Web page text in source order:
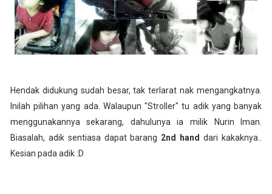
Hendak didukung sudah besar, tak terlarat nak mengangkatnya.
Inilah pilihan yang ada. Walaupun "Stroller" tu adik yang banyak
menggunakannya sekarang, dahulunya ia milik Nurin Iman.
Biasalah, adik sentiasa dapat barang 2nd hand dari kakaknya..
Kesian pada adik :D